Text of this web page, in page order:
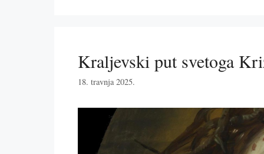
Kraljevski put svetoga
18. travnja 2025.